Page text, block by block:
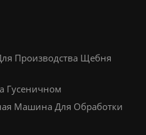
Производства Щебня
Гусеничном
Машина Для Обработки